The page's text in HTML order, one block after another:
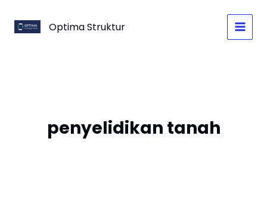
content
Optima Struktur
penyelidikan tanah